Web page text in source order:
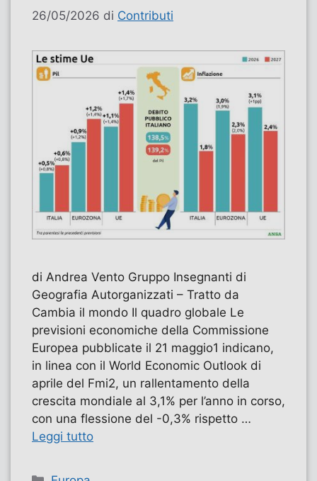
26/05/2026 di Contributi
di Andrea Vento Gruppo Insegnanti di
Geografia Autorganizzati – Tratto da
Cambia il mondo Il quadro globale Le
previsioni economiche della Commissione
Europea pubblicate il 21 maggio1 indicano,
in linea con il World Economic Outlook di
aprile del Fmi2, un rallentamento della
crescita mondiale al 3,1% per l’anno in corso,
con una flessione del -0,3% rispetto …
Leggi tutto
Categorie